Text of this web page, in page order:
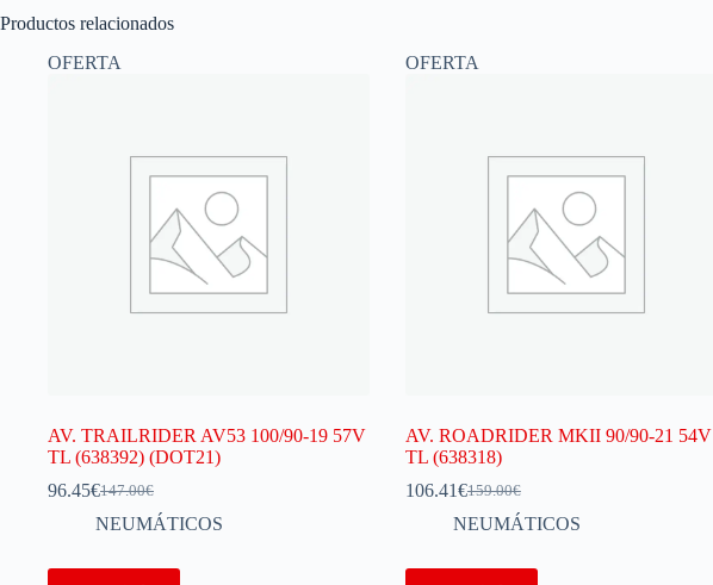
Productos relacionados
OFERTA
AV. TRAILRIDER AV53 100/90-19 57V
TL (638392) (DOT21)
147.00€
96.45€
NEUMÁTICOS
OFERTA
AV. ROADRIDER MKII 90/90-21 54V
TL (638318)
159.00€
106.41€
NEUMÁTICOS